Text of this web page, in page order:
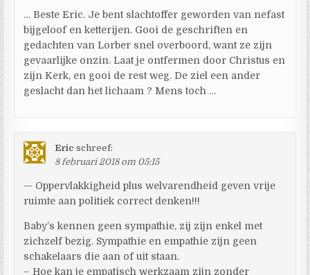
… Beste Eric. Je bent slachtoffer geworden van nefast
bijgeloof en ketterijen. Gooi de geschriften en
gedachten van Lorber snel overboord, want ze zijn
gevaarlijke onzin. Laat je ontfermen door Christus en
zijn Kerk, en gooi de rest weg. De ziel een ander
geslacht dan het lichaam ? Mens toch …
Eric schreef:
8 februari 2018 om 05:15
— Oppervlakkigheid plus welvarendheid geven vrije
ruimte aan politiek correct denken!!!
Baby’s kennen geen sympathie, zij zijn enkel met
zichzelf bezig. Sympathie en empathie zijn geen
schakelaars die aan of uit staan.
– Hoe kan je empatisch werkzaam zijn zonder